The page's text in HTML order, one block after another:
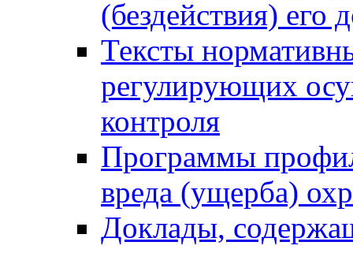
(бездействия)
Тексты
регулирующих
контроля
Программы
вреда (ущерба)
Доклады,